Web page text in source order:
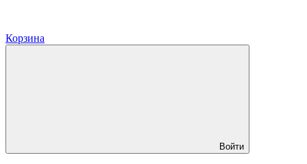
Корзина
Войти